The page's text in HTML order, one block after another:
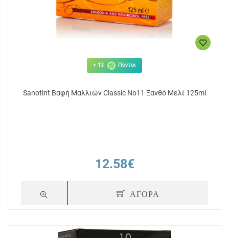
+ 13 Πόντοι
Sanotint Βαφή Μαλλιών Classic No11 Ξανθό Μελί 125ml
12.58€
ΑΓΟΡΑ